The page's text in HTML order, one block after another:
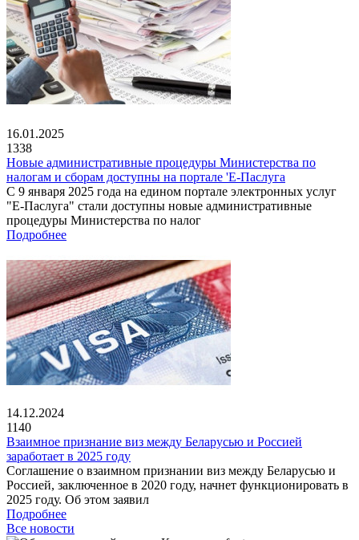
16.01.2025
1338
Новые административные процедуры Министерства по
налогам и сборам доступны на портале 'Е-Паслуга
С 9 января 2025 года на едином портале электронных услуг
"Е-Паслуга" стали доступны новые административные
процедуры Министерства по налог
Подробнее
14.12.2024
1140
Взаимное признание виз между Беларусью и Россией
заработает в 2025 году
Соглашение о взаимном признании виз между Беларусью и
Россией, заключенное в 2020 году, начнет функционировать в
2025 году. Об этом заявил
Подробнее
Все новости